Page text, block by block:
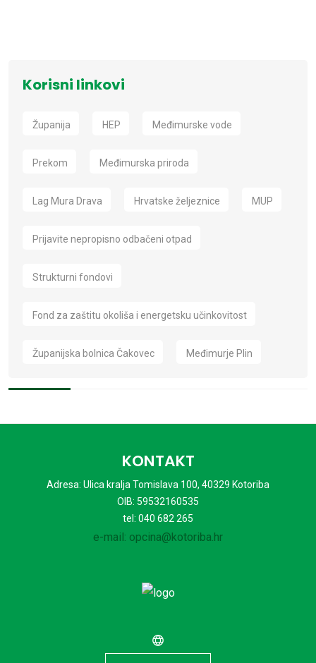
Korisni linkovi
Županija HEP Međimurske vode
Prekom Međimurska priroda
Lag Mura Drava Hrvatske željeznice MUP
Prijavite nepropisno odbačeni otpad
Strukturni fondovi
Fond za zaštitu okoliša i energetsku učinkovitost
Županijska bolnica Čakovec Međimurje Plin
KONTAKT
Adresa: Ulica kralja Tomislava 100, 40329 Kotoriba
OIB: 59532160535
tel: 040 682 265
e-mail: opcina@kotoriba.hr